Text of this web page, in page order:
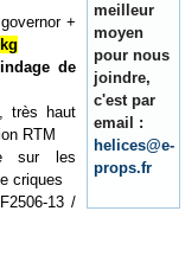
+
de
, très haut
RTM
sur les
criques
13 /
meilleur
moyen
pour nous
joindre,
c'est par
email :
helices@e-
props.fr